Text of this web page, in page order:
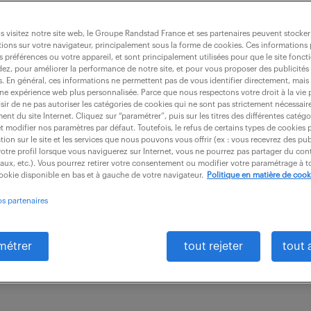
(mecanique, electrique) f/h
intérim 6 mois 50 000 € / an
et/ou implémenter sur sa ou ses famille(s)
et long terme en accord avec les objectifs du
une veille...
visitez notre site web, le Groupe Randstad France et ses partenaires peuvent
sur votre navigateur, principalement sous la forme de cookies. Ces informations
préférences ou votre appareil, et sont principalement utilisées pour que le site
pour améliorer la performance de notre site, et pour vous proposer des publicités
En général, ces informations ne permettent pas de vous identifier directement,
expérience web plus personnalisée. Parce que nous respectons votre droit à la vie
de ne pas autoriser les catégories de cookies qui ne sont pas strictement
du site Internet. Cliquez sur “paramétrer”, puis sur les titres des différentes
modifier nos paramètres par défaut. Toutefois, le refus de certains types de cookies
sur le site et les services que nous pouvons vous offrir (ex : vous recevrez des
profil lorsque vous naviguerez sur Internet, vous ne pourrez pas partager du
etc.). Vous pourrez retirer votre consentement ou modifier votre paramétrage à
disponible en bas et à gauche de votre navigateur.
Politique en matière de
partenaires
tout rejeter tout